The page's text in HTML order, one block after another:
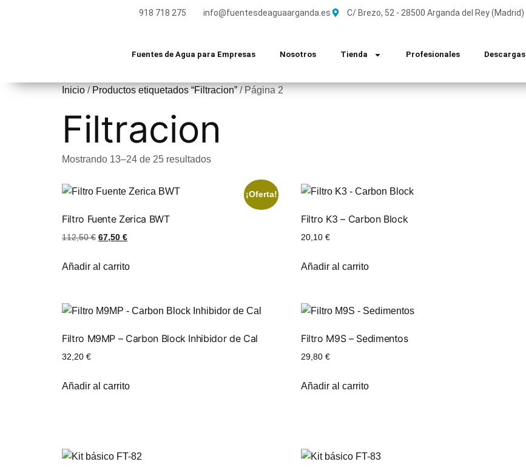
918 718 275 info@fuentesdeaguaarganda.es C/ Brezo, 52 - 28500 Arganda del Rey (Madrid)
Fuentes de Agua para Empresas Nosotros Tienda Profesionales Descargas
Inicio/Productos etiquetados “Filtracion”/ Página 2
Filtracion
Mostrando 13–24 de 25 resultados
¡Oferta!
Filtro Fuente Zerica BWT
112,50€ 67,50 €
Añadir al carrito
Filtro K3 – Carbon Block
20,10 €
Añadir al carrito
Filtro M9MP – Carbon Block Inhibidor de Cal
32,20 €
Añadir al carrito
Filtro M9S – Sedimentos
29,80 €
Añadir al carrito